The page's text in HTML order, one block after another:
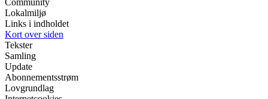
Community
Lokalmiljø
Links i indholdet
Kort over siden
Tekster
Samling
Update
Abonnementsstrøm
Lovgrundlag